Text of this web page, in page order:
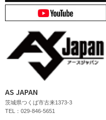
AS JAPAN
茨城県つくば市古来1373-3
TEL：029-846-5651